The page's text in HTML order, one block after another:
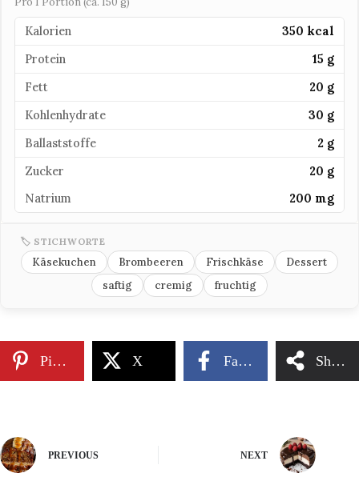
Kalorien
350 kcal
Protein
15 g
Fett
20 g
Kohlenhydrate
30 g
Ballaststoffe
2 g
Zucker
20 g
Natrium
200 mg
🏷 STICHWORTE
Käsekuchen Brombeeren Frischkäse
Dessert
saftig
cremig fruchtig
Pinterest X Facebook Share
PREVIOUS NEXT